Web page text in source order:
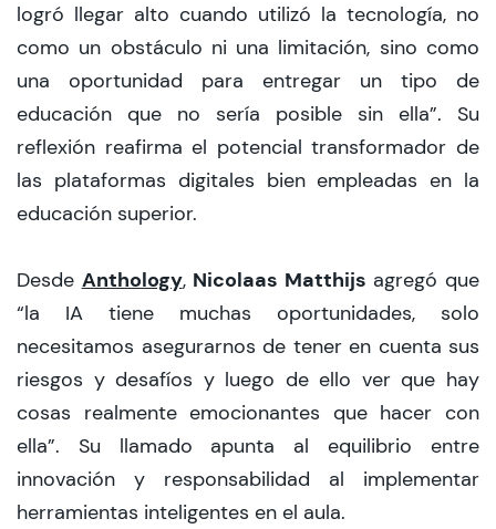
logró llegar alto cuando utilizó la tecnología, no
como un obstáculo ni una limitación, sino como
una oportunidad para entregar un tipo de
educación que no sería posible sin ella”. Su
reflexión reafirma el potencial transformador de
las plataformas digitales bien empleadas en la
educación superior.
Desde Anthology, Nicolaas Matthijs agregó que
“la IA tiene muchas oportunidades, solo
necesitamos asegurarnos de tener en cuenta sus
riesgos y desafíos y luego de ello ver que hay
cosas realmente emocionantes que hacer con
ella”. Su llamado apunta al equilibrio entre
innovación y responsabilidad al implementar
herramientas inteligentes en el aula.